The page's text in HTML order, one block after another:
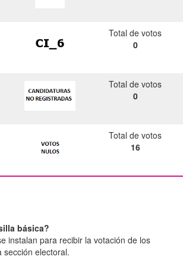
Total de votos
0
Total de votos
0
Total de votos
16
básica?
instalan para recibir la votación de los
sección electoral.